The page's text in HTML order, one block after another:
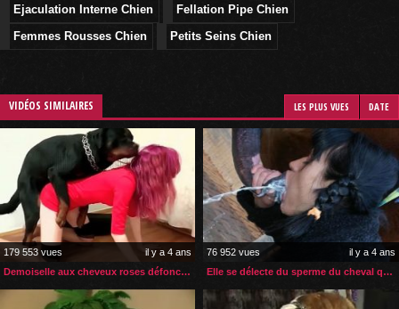
Ejaculation Interne Chien
Fellation Pipe Chien
Femmes Rousses Chien
Petits Seins Chien
VIDÉOS SIMILAIRES LES PLUS VUES DATE
179 553 vues
il y a 4 ans
Demoiselle aux cheveux roses défoncée par son rottweiler
76 952 vues
il y a 4 ans
Elle se délecte du sperme du cheval qui l’a enculé